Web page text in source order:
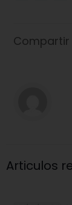
Compartir
Articulos